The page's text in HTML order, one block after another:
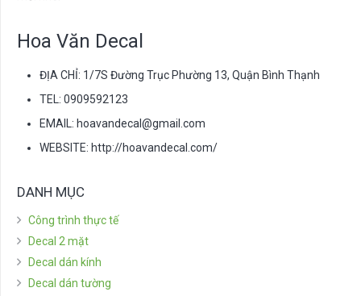
Hoa Văn Decal
ĐỊA CHỈ: 1/7S Đường Trục Phường 13, Quận Bình Thạnh
TEL: 0909592123
EMAIL: hoavandecal@gmail.com
WEBSITE: http://hoavandecal.com/
DANH MỤC
Công trình thực tế
Decal 2 mặt
Decal dán kính
Decal dán tường